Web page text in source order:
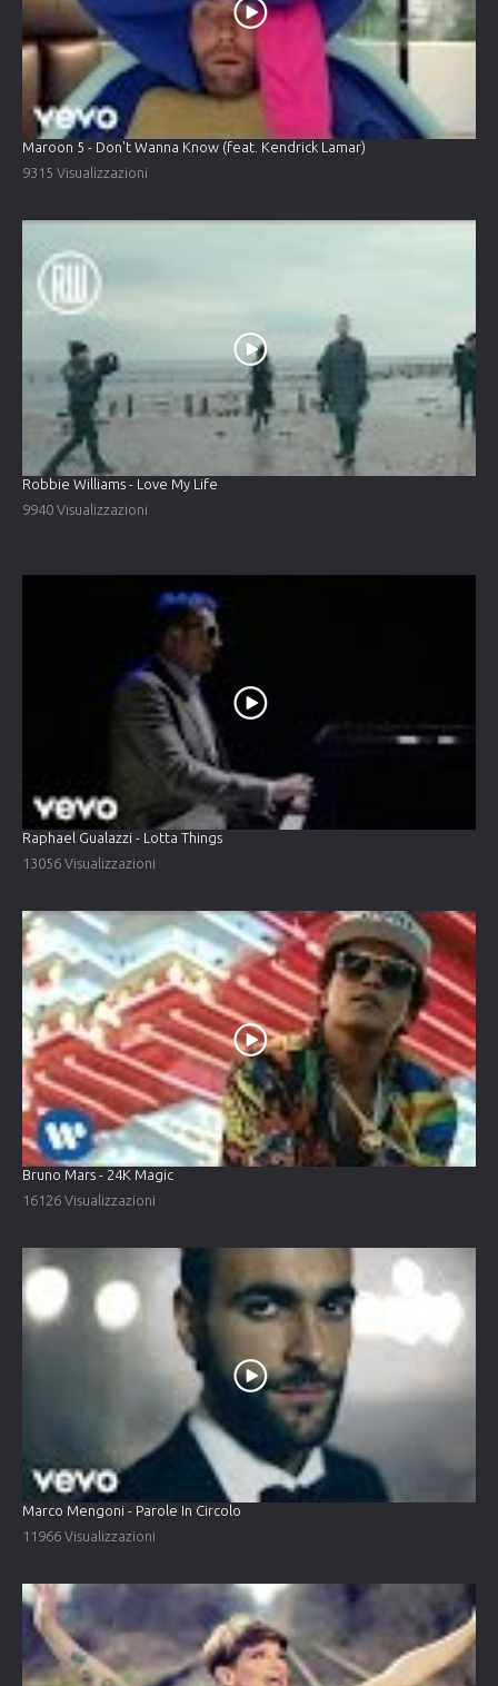
Maroon 5 - Don't Wanna Know (feat. Kendrick Lamar)
9315 Visualizzazioni
Robbie Williams - Love My Life
9940 Visualizzazioni
Raphael Gualazzi - Lotta Things
13056 Visualizzazioni
Bruno Mars - 24K Magic
16126 Visualizzazioni
Marco Mengoni - Parole In Circolo
11966 Visualizzazioni